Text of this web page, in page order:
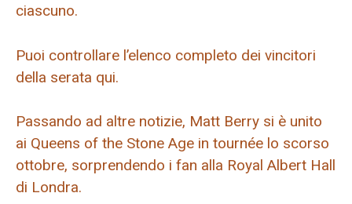
ciascuno.
Puoi controllare l’elenco completo dei vincitori
della serata qui.
Passando ad altre notizie, Matt Berry si è unito
ai Queens of the Stone Age in tournée lo scorso
ottobre, sorprendendo i fan alla Royal Albert Hall
di Londra.